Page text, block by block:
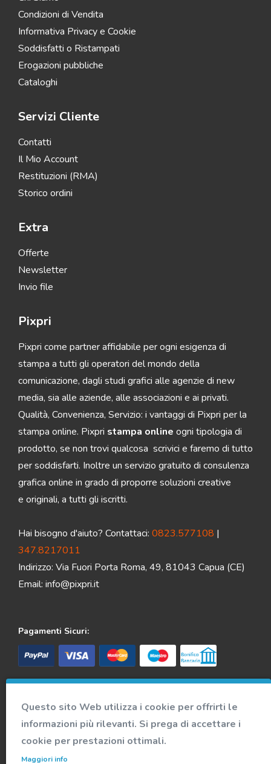
Questo sito Web utilizza i cookie per offrirti le
informazioni più rilevanti. Si prega di accettare i
cookie per prestazioni ottimali.
Maggiori info
Condizioni di Vendita
Informativa Privacy e Cookie
Soddisfatti o Ristampati
Erogazioni pubbliche
Cataloghi
Servizi Cliente
Contatti
Il Mio Account
Restituzioni (RMA)
Storico ordini
Extra
Offerte
Newsletter
Invio file
Pixpri
Pixpri come partner affidabile per ogni esigenza di
stampa a tutti gli operatori del mondo della
comunicazione, dagli studi grafici alle agenzie di new
media, sia alle aziende, alle associazioni e ai privati.
Qualità, Convenienza, Servizio: i vantaggi di Pixpri per la
stampa online. Pixpri stampa online ogni tipologia di
prodotto, se non trovi qualcosa scrivici e faremo di tutto
per soddisfarti. Inoltre un servizio gratuito di consulenza
grafica online in grado di proporre soluzioni creative
e originali, a tutti gli iscritti.
Hai bisogno d'aiuto? Contattaci: 0823.577108 |
347.8217011
Indirizzo: Via Fuori Porta Roma, 49, 81043 Capua (CE)
Email: info@pixpri.it
Pagamenti Sicuri:
Spedizione veloce e sicura:
Accedi alla nostra community